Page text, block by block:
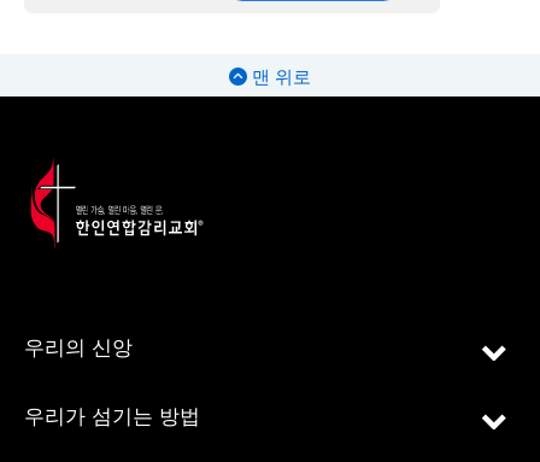
맨 위로
우리의 신앙
우리가 섬기는 방법